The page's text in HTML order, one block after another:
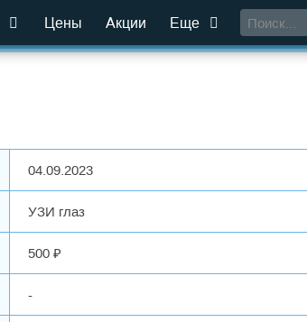
Цены Акции Еще
04.09.2023
УЗИ глаз
500 ₽
-